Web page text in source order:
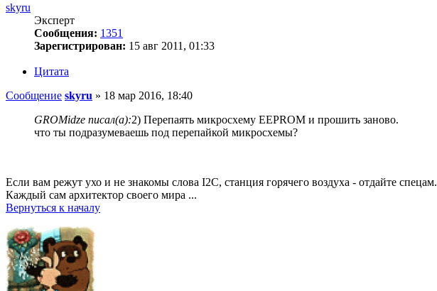
skyru
Эксперт
Сообщения: 1351
Зарегистрирован: 15 авг 2011, 01:33
Цитата
Сообщение skyru » 18 мар 2016, 18:40
GROMidze писал(а):2) Перепаять микросхему EEPROM и прошить заново.
что ты подразумеваешь под перепайкой микросхемы?
Если вам режут ухо и не знакомы слова I2C, станция горячего воздуха - отдайте спецам.
Каждый сам архитектор своего мира ...
Вернуться к началу